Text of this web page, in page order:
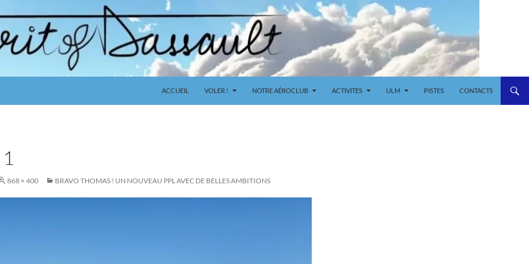
ACCUEIL VOLER ! NOTRE AÉROCLUB ACTIVITES ULM PISTES CONTACTS
868 × 400 BRAVO THOMAS ! UN NOUVEAU PPL AVEC DE BELLES AMBITIONS